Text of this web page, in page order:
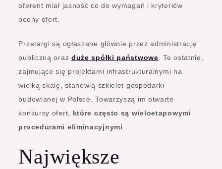
oferent miał jasność co do wymagań i kryteriów
oceny ofert.
Przetargi są ogłaszane głównie przez administrację
publiczną oraz duże spółki państwowe. Te ostatnie,
zajmujące się projektami infrastrukturalnymi na
wielką skalę, stanowią szkielet gospodarki
budowlanej w Polsce. Towarzyszą im otwarte
konkursy ofert, które często są wieloetapowymi
procedurami eliminacyjnymi.
Największe